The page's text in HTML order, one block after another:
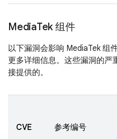
MediaTek 组件
以下漏洞会影响 MediaTek 组
更多详细信息。这些漏洞的严
接提供的。
CVE 参考编号